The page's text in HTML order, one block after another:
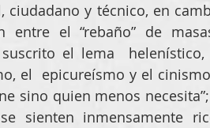
ciudadano y técnico, en
el “rebaño” de
suscrito el lema
el  epicureísmo y el
sino quien menos
sienten inmensamente